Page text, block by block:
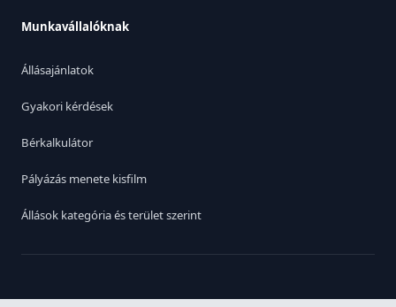
Munkavállalóknak
Állásajánlatok
Gyakori kérdések
Bérkalkulátor
Pályázás menete kisfilm
Állások kategória és terület szerint